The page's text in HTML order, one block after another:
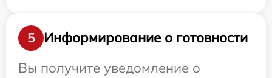
5
Информирование о готовности
Вы получите уведомление о